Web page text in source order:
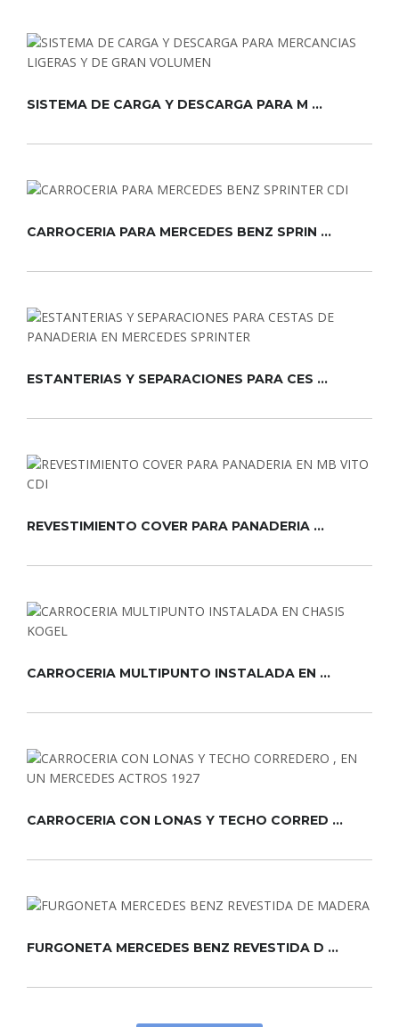
SISTEMA DE CARGA Y DESCARGA PARA M ...
CARROCERIA PARA MERCEDES BENZ SPRIN ...
ESTANTERIAS Y SEPARACIONES PARA CES ...
REVESTIMIENTO COVER PARA PANADERIA ...
CARROCERIA MULTIPUNTO INSTALADA EN ...
CARROCERIA CON LONAS Y TECHO CORRED ...
FURGONETA MERCEDES BENZ REVESTIDA D ...